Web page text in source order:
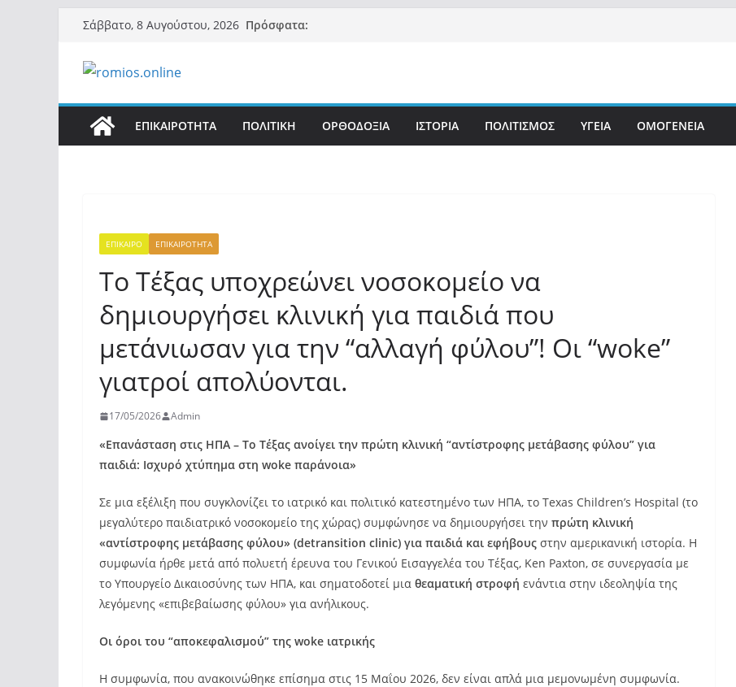
Μετάβαση
περιεχόμενο
Σάββατο, 8 Αυγούστου, 2026 Πρόσφατα:
ΕΠΙΚΑΙΡΟΤΗΤΑ ΠΟΛΙΤΙΚΗ ΟΡΘΟΔΟΞΙΑ ΙΣΤΟΡΙΑ ΠΟΛΙΤΙΣΜΟΣ ΥΓΕΙΑ ΟΜΟΓΕΝΕΙΑ
ΕΠΙΚΑΙΡΟ ΕΠΙΚΑΙΡΟΤΗΤΑ
Το Τέξας υποχρεώνει νοσοκομείο να
δημιουργήσει κλινική για παιδιά που
μετάνιωσαν για την “αλλαγή φύλου”! Οι “woke”
γιατροί απολύονται.
17/05/2026 Admin
«Επανάσταση στις ΗΠΑ – Το Τέξας ανοίγει την πρώτη κλινική “αντίστροφης μετάβασης φύλου” για
παιδιά: Ισχυρό χτύπημα στη woke παράνοια»
Σε μια εξέλιξη που συγκλονίζει το ιατρικό και πολιτικό κατεστημένο των ΗΠΑ, το Texas Children’s Hospital (το
μεγαλύτερο παιδιατρικό νοσοκομείο της χώρας) συμφώνησε να δημιουργήσει την πρώτη κλινική
«αντίστροφης μετάβασης φύλου» (detransition clinic) για παιδιά και εφήβους στην αμερικανική ιστορία. Η
συμφωνία ήρθε μετά από πολυετή έρευνα του Γενικού Εισαγγελέα του Τέξας, Ken Paxton, σε συνεργασία με
το Υπουργείο Δικαιοσύνης των ΗΠΑ, και σηματοδοτεί μια θεαματική στροφή ενάντια στην ιδεοληψία της
λεγόμενης «επιβεβαίωσης φύλου» για ανήλικους.
Οι όροι του “αποκεφαλισμού” της woke ιατρικής
Η συμφωνία, που ανακοινώθηκε επίσημα στις 15 Μαΐου 2026, δεν είναι απλά μια μεμονωμένη συμφωνία.